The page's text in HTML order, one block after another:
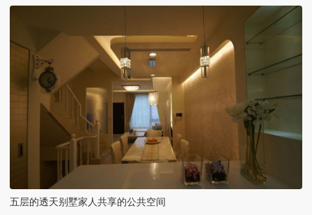
五层的透天别墅家人共享的公共空间